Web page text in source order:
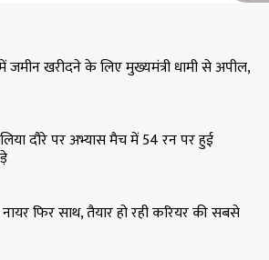
जमीन खरीदने के लिए मुख्यमंत्री धामी से अपील,
दौरे पर अभ्यास मैच में 54 रन पर हुई
फिर साथ, तैयार हो रही करियर की सबसे